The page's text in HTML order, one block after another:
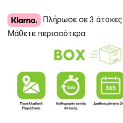
Πλήρωσε σε 3 άτοκες
Μάθετε περισσότερα